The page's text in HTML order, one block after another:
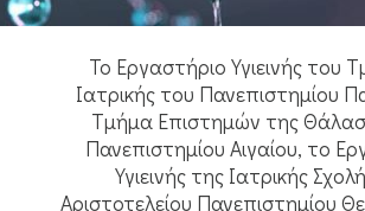
To Εργαστήριο Υγιεινής του
Ιατρικής του Πανεπιστημίου
Τμήμα Επιστημών της
Πανεπιστημίου Αιγαίου, το
Υγιεινής της Ιατρικής
Αριστοτελείου Πανεπιστημίου